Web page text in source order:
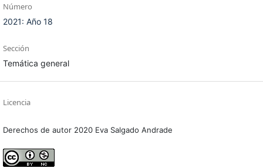
Número
2021: Año 18
Sección
Temática general
Licencia
Derechos de autor 2020 Eva Salgado Andrade